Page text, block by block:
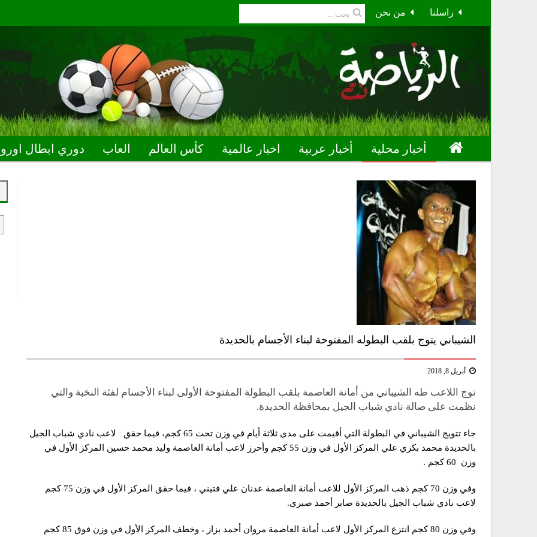
من نحن راسلنا
أخبار محلية أخبار عربية اخبار عالمية كأس العالم العاب دوري ابطال
الشيباني يتوج بلقب البطوله المفتوحة لبناء الأجسام بالحديدة
أبريل 8, 2018
توج اللاعب طه الشيباني من أمانة العاصمة بلقب البطولة المفتوحة الأولى لبناء الأجسام لفئة النخبة والتي
نظمت على صالة نادي شباب الجيل بمحافظة الحديدة.
جاء تتويج الشيباني في البطولة التي أقيمت على مدى ثلاثة أيام في وزن تحت 65 كجم، فيما حقق لاعب نادي شباب الجيل
بالحديدة محمد بكري علي المركز الأول في وزن 55 كجم وأحرز لاعب أمانة العاصمة وليد محمد حسين المركز الأول في
وزن 60 كجم .
وفي وزن 70 كجم ذهب المركز الأول للاعب أمانة العاصمة عدنان علي فتيني ، فيما حقق المركز الأول في وزن 75 كجم
لاعب نادي شباب الجيل بالحديدة صابر أحمد صبري.
وفي وزن 80 كجم انتزع المركز الأول لاعب أمانة العاصمة مروان أحمد بزاز ، وخطف المركز الأول في وزن فوق 85 كجم